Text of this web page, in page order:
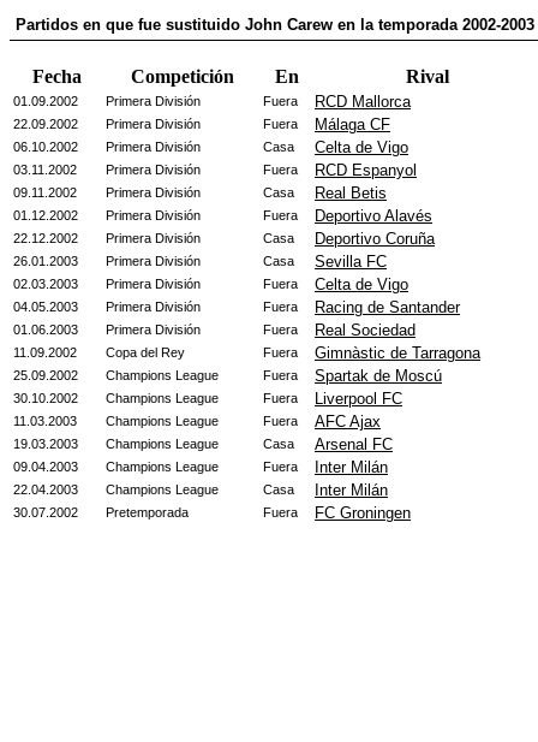
Partidos en que fue sustituido John Carew en la temporada 2002-2003
Fecha Competición En Rival
01.09.2002 Primera División Fuera RCD Mallorca
22.09.2002 Primera División Fuera Málaga CF
06.10.2002 Primera División Casa Celta de Vigo
03.11.2002 Primera División Fuera RCD Espanyol
09.11.2002 Primera División Casa Real Betis
01.12.2002 Primera División Fuera Deportivo Alavés
22.12.2002 Primera División Casa Deportivo Coruña
26.01.2003 Primera División Casa Sevilla FC
02.03.2003 Primera División Fuera Celta de Vigo
04.05.2003 Primera División Fuera Racing de Santander
01.06.2003 Primera División Fuera Real Sociedad
11.09.2002 Copa del Rey Fuera Gimnàstic de Tarragona
25.09.2002 Champions League Fuera Spartak de Moscú
30.10.2002 Champions League Fuera Liverpool FC
11.03.2003 Champions League Fuera AFC Ajax
19.03.2003 Champions League Casa Arsenal FC
09.04.2003 Champions League Fuera Inter Milán
22.04.2003 Champions League Casa Inter Milán
30.07.2002 Pretemporada Fuera FC Groningen